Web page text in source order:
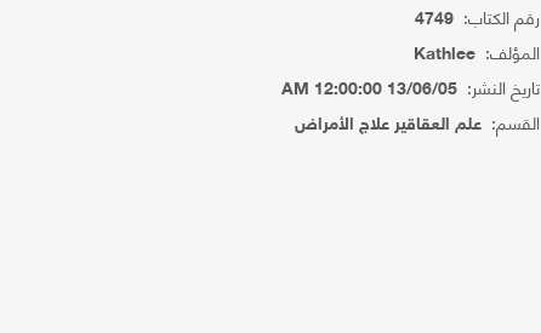
رقم الكتاب: 4749
المؤلف: Kathlee
تاريخ النشر: 13/06/05 12:00:00 AM
القسم: علم العقاقير علاج الأمراض